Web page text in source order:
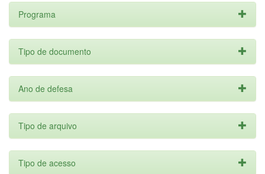
Programa
Tipo de documento
Ano de defesa
Tipo de arquivo
Tipo de acesso